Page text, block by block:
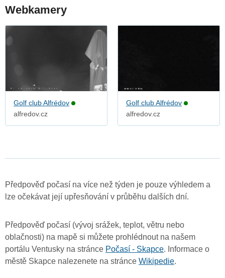
Webkamery
Golf club Alfrédov
alfredov.cz
Golf club Alfrédov
alfredov.cz
Předpověď počasí na více než týden je pouze výhledem a
lze očekávat její upřesňování v průběhu dalších dní.
Předpověď počasí (vývoj srážek, teplot, větru nebo
oblačnosti) na mapě si můžete prohlédnout na našem
portálu Ventusky na stránce Počasí - Skapce. Informace o
městě Skapce nalezenete na stránce Wikipedie.